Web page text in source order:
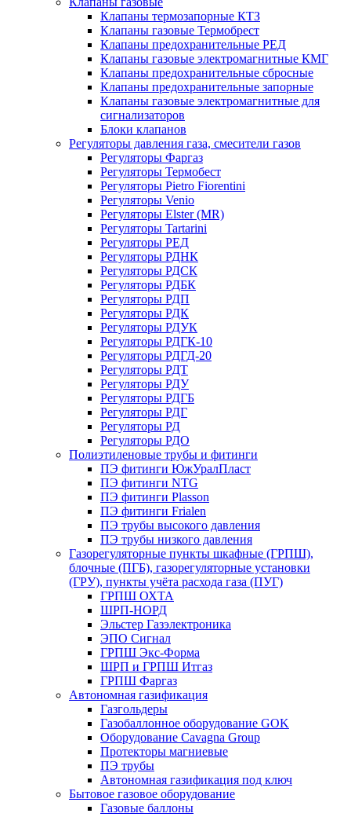
Клапаны термозапорные КТЗ
Клапаны газовые Термобрест
Клапаны предохранительные РЕД
Клапаны газовые электромагнитные КМГ
Клапаны предохранительные сбросные
Клапаны предохранительные запорные
Клапаны газовые электромагнитные для
сигнализаторов
Блоки клапанов
Регуляторы давления газа, смесители газов
Регуляторы Фаргаз
Регуляторы Термобест
Регуляторы Pietro Fiorentini
Регуляторы Venio
Регуляторы Elster (MR)
Регуляторы Tartarini
Регуляторы РЕД
Регуляторы РДНК
Регуляторы РДСК
Регуляторы РДБК
Регуляторы РДП
Регуляторы РДК
Регуляторы РДУК
Регуляторы РДГК-10
Регуляторы РДГД-20
Регуляторы РДТ
Регуляторы РДУ
Регуляторы РДГБ
Регуляторы РДГ
Регуляторы РД
Регуляторы РДО
Полиэтиленовые трубы и фитинги
ПЭ фитинги ЮжУралПласт
ПЭ фитинги NTG
ПЭ фитинги Plasson
ПЭ фитинги Frialen
ПЭ трубы высокого давления
ПЭ трубы низкого давления
Газорегуляторные пункты шкафные (ГРПШ),
блочные (ПГБ), газорегуляторные установки
(ГРУ), пункты учёта расхода газа (ПУГ)
ГРПШ ОХТА
ШРП-НОРД
Эльстер Газэлектроника
ЭПО Сигнал
ГРПШ Экс-Форма
ШРП и ГРПШ Итгаз
ГРПШ Фаргаз
Автономная газификация
Газгольдеры
Газобаллонное оборудование GOK
Оборудование Cavagna Group
Протекторы магниевые
ПЭ трубы
Автономная газификация под ключ
Бытовое газовое оборудование
Газовые баллоны